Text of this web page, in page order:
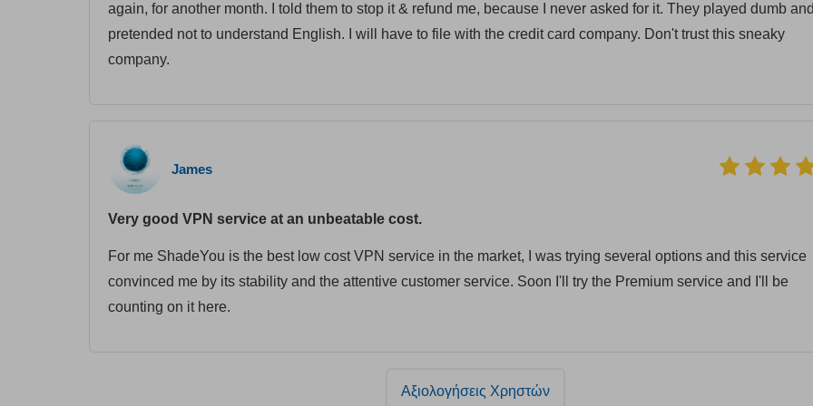
again, for another month. I told them to stop it & refund me, because I never asked for it. They played dumb
pretended not to understand English. I will have to file with the credit card company. Don't trust this sneaky
company.
James
Very good VPN service at an unbeatable cost.
For me ShadeYou is the best low cost VPN service in the market, I was trying several options and this service
convinced me by its stability and the attentive customer service. Soon I'll try the Premium service and I'll be
counting on it here.
Αξιολογήσεις Χρηστών